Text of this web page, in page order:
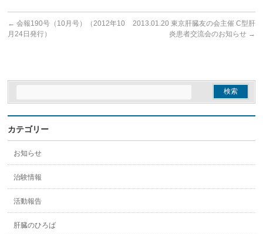
← 会報190号（10月号）（2012年10
月24日発行）
2013.01.20 東京肝臓友の会主催 C型肝
炎患者交流会のお知らせ →
カテゴリー
お知らせ
治験情報
活動報告
肝臓のひろば